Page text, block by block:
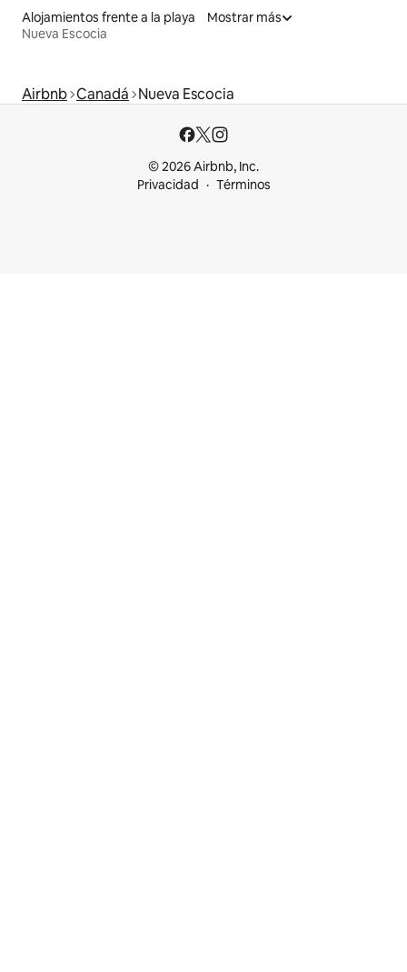
Alojamientos frente a la playa
Nueva Escocia
Mostrar más
Airbnb Canadá Nueva Escocia
© 2026 Airbnb, Inc.
Privacidad
Términos